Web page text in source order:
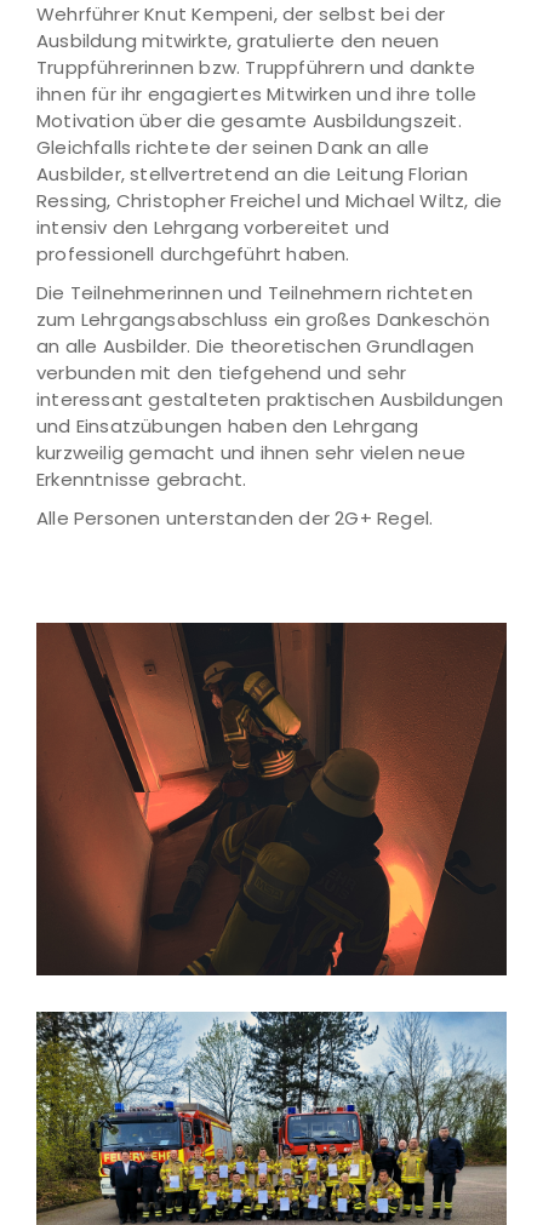
Wehrführer Knut Kempeni, der selbst bei der
Ausbildung mitwirkte, gratulierte den neuen
Truppführerinnen bzw. Truppführern und dankte
ihnen für ihr engagiertes Mitwirken und ihre tolle
Motivation über die gesamte Ausbildungszeit.
Gleichfalls richtete der seinen Dank an alle
Ausbilder, stellvertretend an die Leitung Florian
Ressing, Christopher Freichel und Michael Wiltz, die
intensiv den Lehrgang vorbereitet und
professionell durchgeführt haben.
Die Teilnehmerinnen und Teilnehmern richteten
zum Lehrgangsabschluss ein großes Dankeschön
an alle Ausbilder. Die theoretischen Grundlagen
verbunden mit den tiefgehend und sehr
interessant gestalteten praktischen Ausbildungen
und Einsatzübungen haben den Lehrgang
kurzweilig gemacht und ihnen sehr vielen neue
Erkenntnisse gebracht.
Alle Personen unterstanden der 2G+ Regel.